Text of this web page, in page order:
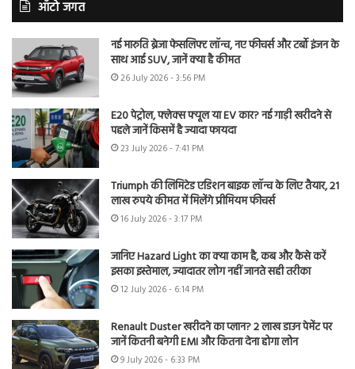
ऑटो जगत
नई मारुति ब्रेजा फेसलिफ्ट लॉन्च, नए फीचर्स और टर्बो इंजन के
साथ आई SUV, जानें क्या है कीमत
26 July 2026 - 3:56 PM
E20 पेट्रोल, फ्लेक्स फ्यूल या EV कार? नई गाड़ी खरीदने से
पहले जानें किसमें है ज्यादा फायदा
23 July 2026 - 7:41 PM
Triumph की लिमिटेड एडिशन बाइक लॉन्च के लिए तैयार, 21
लाख रुपये कीमत में मिलेंगे प्रीमियम फीचर्स
16 July 2026 - 3:17 PM
जानिए Hazard Light का क्या काम है, कब और कैसे करें
इसका इस्तेमाल, ज्यादातर लोग नहीं जानते सही तरीका
12 July 2026 - 6:14 PM
Renault Duster खरीदने का प्लान? 2 लाख डाउन पेमेंट पर
जानें कितनी बनेगी EMI और कितना देना होगा लोन
9 July 2026 - 6:33 PM